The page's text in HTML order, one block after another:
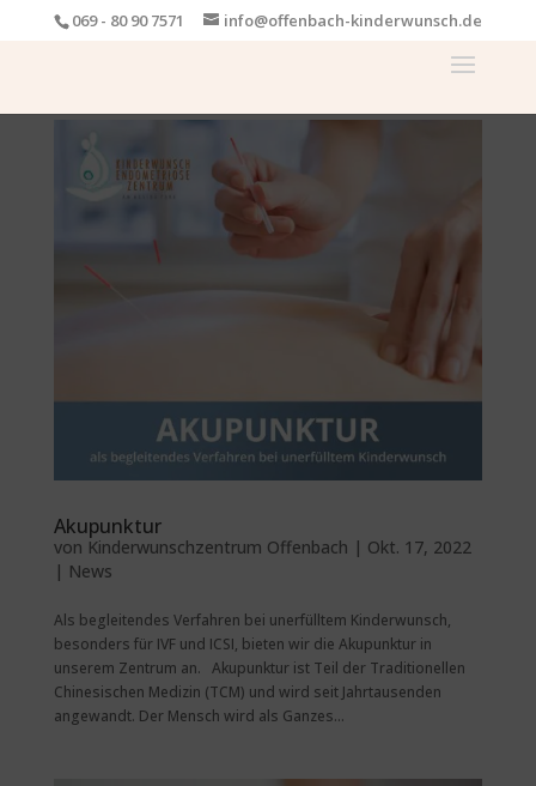
069 - 80 90 7571 info@offenbach-kinderwunsch.de
Akupunktur
von Kinderwunschzentrum Offenbach | Okt. 17, 2022
| News
Als begleitendes Verfahren bei unerfülltem Kinderwunsch,
besonders für IVF und ICSI, bieten wir die Akupunktur in
unserem Zentrum an. Akupunktur ist Teil der Traditionellen
Chinesischen Medizin (TCM) und wird seit Jahrtausenden
angewandt. Der Mensch wird als Ganzes...